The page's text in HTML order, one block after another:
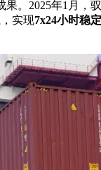
。2025年1月
实现7x24小时稳